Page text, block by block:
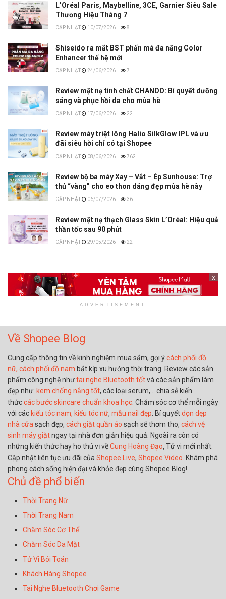
L’Oréal Paris, Maybelline, 3CE, Garnier Siêu Sale
Thương Hiệu Tháng 7
10/07/2026 8
Shiseido ra mắt BST phấn má đa năng Color
Enhancer thế hệ mới
24/06/2026 7
Review mặt nạ tinh chất CHANDO: Bí quyết dưỡng
sáng và phục hồi da cho mùa hè
17/06/2026 22
Review máy triệt lông Halio SilkGlow IPL và ưu
đãi siêu hời chỉ có tại Shopee
08/06/2026 762
Review bộ ba máy Xay – Vắt – Ép Sunhouse: Trợ
thủ “vàng” cho eo thon dáng đẹp mùa hè này
06/07/2026 36
Review mặt nạ thạch Glass Skin L’Oréal: Hiệu quả
thần tốc sau 90 phút
29/05/2026 22
x
ADVERTISEMENT
Về Shopee Blog
Cung cấp thông tin về kinh nghiệm mua sắm, gợi ýcách phối đồ
nữ, cách phối đồ nam bắt kịp xu hướng thời trang. Review các sản
phẩm công nghệ nhưtai nghe Bluetooth tốtvà các sản phẩm làm
đẹp như: kem chống nắng tốt, các loại serum,… chia sẻ kiến
thứccác bước skincare chuẩn khoa học. Chăm sóc cơ thể mỗi ngày
với các kiểu tóc nam, kiểu tóc nữ, mẫu nail đẹp. Bí quyếtdọn dẹp
nhà cửasạch đẹp, cách giặt quần áo sạch sẽ thơm tho, cách vệ
sinh máy giặtngay tại nhà đơn giản hiệu quả. Ngoài ra còn có
những kiến thức hay ho thú vị vềCung Hoàng Đạo, Tử vi mới nhất.
Cập nhật liên tục ưu đãi củaShopee Live, Shopee Video. Khám phá
phong cách sống hiện đại và khỏe đẹp cùng Shopee Blog!
Chủ đề phổ biến
Thời Trang Nữ
Thời Trang Nam
Chăm Sóc Cơ Thể
Chăm Sóc Da Mặt
Tử Vi Bói Toán
Khách Hàng Shopee
Tai Nghe Bluetooth Chơi Game